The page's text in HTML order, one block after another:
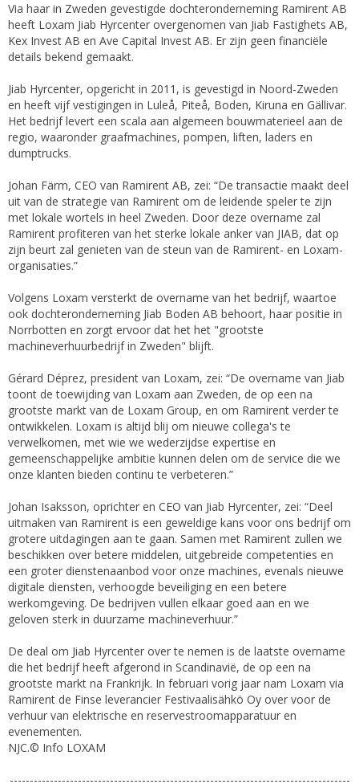
Via haar in Zweden gevestigde dochteronderneming Ramirent AB
heeft Loxam Jiab Hyrcenter overgenomen van Jiab Fastighets AB,
Kex Invest AB en Ave Capital Invest AB. Er zijn geen financiële
details bekend gemaakt.
Jiab Hyrcenter, opgericht in 2011, is gevestigd in Noord-Zweden
en heeft vijf vestigingen in Luleå, Piteå, Boden, Kiruna en Gällivar.
Het bedrijf levert een scala aan algemeen bouwmaterieel aan de
regio, waaronder graafmachines, pompen, liften, laders en
dumptrucks.
Johan Färm, CEO van Ramirent AB, zei: “De transactie maakt deel
uit van de strategie van Ramirent om de leidende speler te zijn
met lokale wortels in heel Zweden. Door deze overname zal
Ramirent profiteren van het sterke lokale anker van JIAB, dat op
zijn beurt zal genieten van de steun van de Ramirent- en Loxam-
organisaties.”
Volgens Loxam versterkt de overname van het bedrijf, waartoe
ook dochteronderneming Jiab Boden AB behoort, haar positie in
Norrbotten en zorgt ervoor dat het het "grootste
machineverhuurbedrijf in Zweden" blijft.
Gérard Déprez, president van Loxam, zei: “De overname van Jiab
toont de toewijding van Loxam aan Zweden, de op een na
grootste markt van de Loxam Group, en om Ramirent verder te
ontwikkelen. Loxam is altijd blij om nieuwe collega's te
verwelkomen, met wie we wederzijdse expertise en
gemeenschappelijke ambitie kunnen delen om de service die we
onze klanten bieden continu te verbeteren.”
Johan Isaksson, oprichter en CEO van Jiab Hyrcenter, zei: “Deel
uitmaken van Ramirent is een geweldige kans voor ons bedrijf om
grotere uitdagingen aan te gaan. Samen met Ramirent zullen we
beschikken over betere middelen, uitgebreide competenties en
een groter dienstenaanbod voor onze machines, evenals nieuwe
digitale diensten, verhoogde beveiliging en een betere
werkomgeving. De bedrijven vullen elkaar goed aan en we
geloven sterk in duurzame machineverhuur.”
De deal om Jiab Hyrcenter over te nemen is de laatste overname
die het bedrijf heeft afgerond in Scandinavië, de op een na
grootste markt na Frankrijk. In februari vorig jaar nam Loxam via
Ramirent de Finse leverancier Festivaalisähkö Oy over voor de
verhuur van elektrische en reservestroomapparatuur en
evenementen.
NJC.© Info LOXAM
-------------------------------------------------------------------------------------